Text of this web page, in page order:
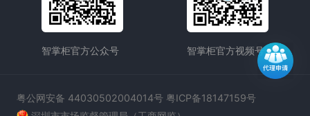
智掌柜官方公众号 智掌柜官方视频号
粤公网安备 44030502004014号 粤ICP备18147159号